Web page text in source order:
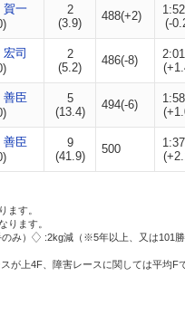
賀一
2
(3.9)
488(+2)
(-
司
2
(5.2)
486(-8)
善臣
5
(13.4)
494(-6)
善臣
9
(41.9)
500
ます。
ります。
み）
:2kg減（※5年以上、又は101
が上4F、障害レースに関しては平均F